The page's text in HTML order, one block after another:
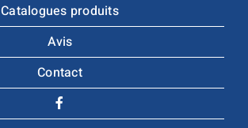
Catalogues produits
Avis
Contact